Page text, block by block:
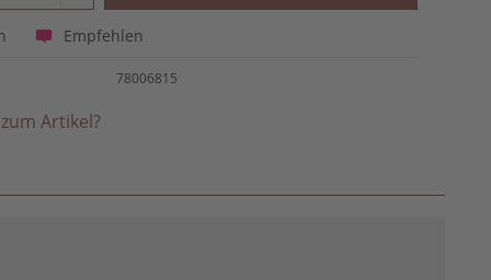
Empfehlen
78006815
Artikel?